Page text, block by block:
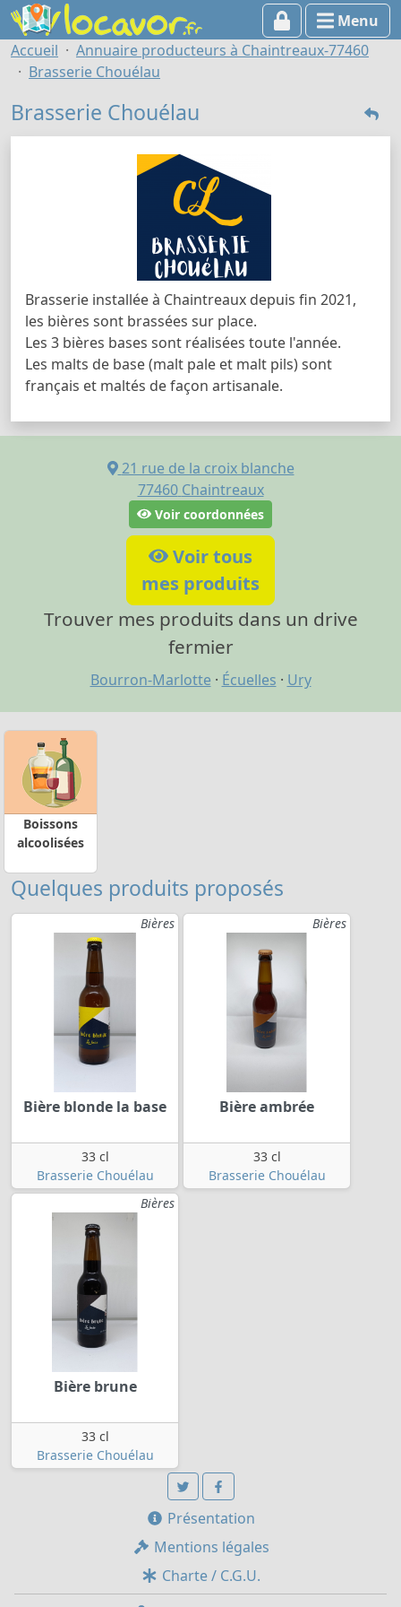
Menu
Accueil
Annuaire producteurs à Chaintreaux-77460
Brasserie Chouélau
Brasserie Chouélau
Brasserie installée à Chaintreaux depuis fin 2021,
les bières sont brassées sur place.
Les 3 bières bases sont réalisées toute l'année.
Les malts de base (malt pale et malt pils) sont
français et maltés de façon artisanale.
21 rue de la croix blanche
77460 Chaintreaux
Voir coordonnées
Voir tous
mes produits
Trouver mes produits dans un drive
fermier
Bourron-Marlotte · Écuelles · Ury
Boissons
alcoolisées
Quelques produits proposés
Bières
Bière blonde la base
33 cl
Brasserie Chouélau
Bières
Bière ambrée
33 cl
Brasserie Chouélau
Bières
Bière brune
33 cl
Brasserie Chouélau
Présentation
Mentions légales
Charte / C.G.U.